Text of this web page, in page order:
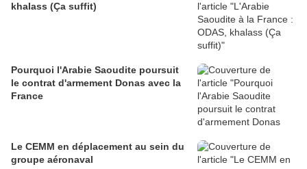
khalass (Ça suffit)
Pourquoi l'Arabie Saoudite poursuit
le contrat d'armement Donas avec la
France
Le CEMM en déplacement au sein du
groupe aéronaval